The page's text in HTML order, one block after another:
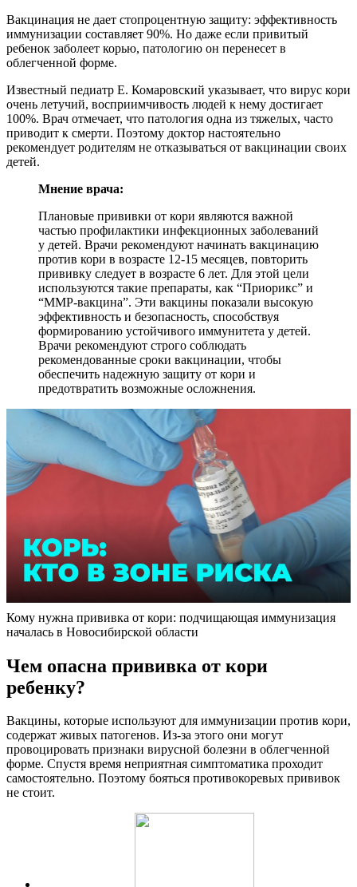
Вакцинация не дает стопроцентную защиту: эффективность
иммунизации составляет 90%. Но даже если привитый
ребенок заболеет корью, патологию он перенесет в
облегченной форме.
Известный педиатр Е. Комаровский указывает, что вирус кори
очень летучий, восприимчивость людей к нему достигает
100%. Врач отмечает, что патология одна из тяжелых, часто
приводит к смерти. Поэтому доктор настоятельно
рекомендует родителям не отказываться от вакцинации своих
детей.
Мнение врача:
Плановые прививки от кори являются важной
частью профилактики инфекционных заболеваний
у детей. Врачи рекомендуют начинать вакцинацию
против кори в возрасте 12-15 месяцев, повторить
прививку следует в возрасте 6 лет. Для этой цели
используются такие препараты, как “Приорикс” и
“ММР-вакцина”. Эти вакцины показали высокую
эффективность и безопасность, способствуя
формированию устойчивого иммунитета у детей.
Врачи рекомендуют строго соблюдать
рекомендованные сроки вакцинации, чтобы
обеспечить надежную защиту от кори и
предотвратить возможные осложнения.
Кому нужна прививка от кори: подчищающая иммунизация
началась в Новосибирской области
Чем опасна прививка от кори
ребенку?
Вакцины, которые используют для иммунизации против кори,
содержат живых патогенов. Из-за этого они могут
провоцировать признаки вирусной болезни в облегченной
форме. Спустя время неприятная симптоматика проходит
самостоятельно. Поэтому бояться противокоревых прививок
не стоит.